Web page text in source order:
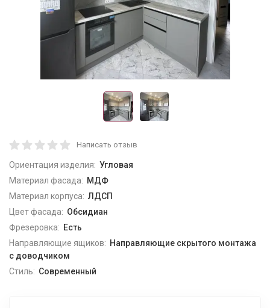
Написать отзыв
Ориентация изделия: Угловая
Материал фасада: МДФ
Материал корпуса: ЛДСП
Цвет фасада: Обсидиан
Фрезеровка: Есть
Направляющие ящиков: Направляющие скрытого монтажа
с доводчиком
Стиль: Современный